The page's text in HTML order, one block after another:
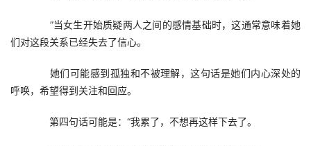
”当女生开始质疑两人之间的感情基础时，这通常意味着她
们对这段关系已经失去了信心。
她们可能感到孤独和不被理解，这句话是她们内心深处的
呼唤，希望得到关注和回应。
第四句话可能是：“我累了，不想再这样下去了。